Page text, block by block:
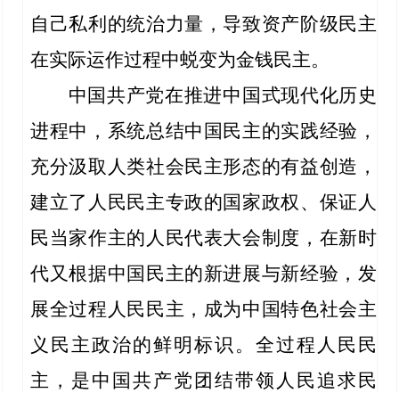
自己私利的统治力量，导致资产阶级民主
在实际运作过程中蜕变为金钱民主。
中国共产党在推进中国式现代化历史
进程中，系统总结中国民主的实践经验，
充分汲取人类社会民主形态的有益创造，
建立了人民民主专政的国家政权、保证人
民当家作主的人民代表大会制度，在新时
代又根据中国民主的新进展与新经验，发
展全过程人民民主，成为中国特色社会主
义民主政治的鲜明标识。全过程人民民
主，是中国共产党团结带领人民追求民